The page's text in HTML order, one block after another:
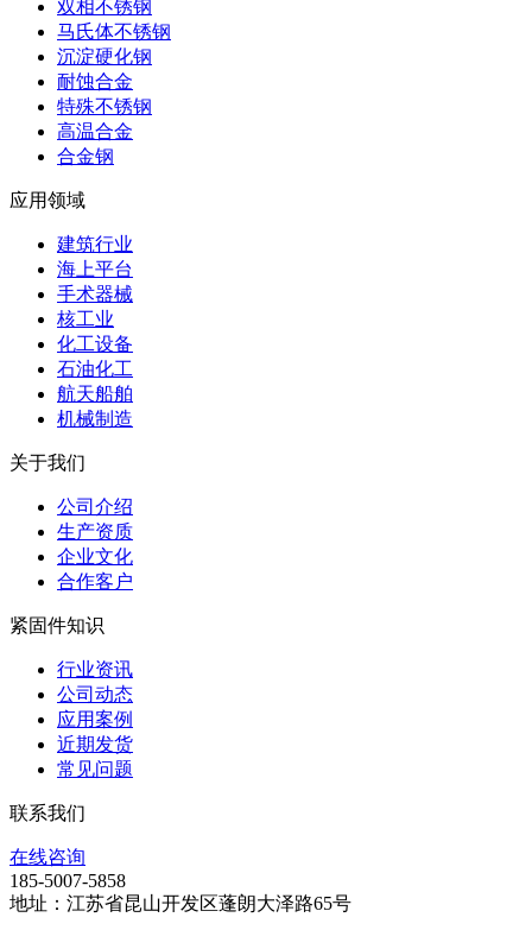
双相不锈钢
马氏体不锈钢
沉淀硬化钢
耐蚀合金
特殊不锈钢
高温合金
合金钢
应用领域
建筑行业
海上平台
手术器械
核工业
化工设备
石油化工
航天船舶
机械制造
关于我们
公司介绍
生产资质
企业文化
合作客户
紧固件知识
行业资讯
公司动态
应用案例
近期发货
常见问题
联系我们
在线咨询
185-5007-5858
地址：江苏省昆山开发区蓬朗大泽路65号